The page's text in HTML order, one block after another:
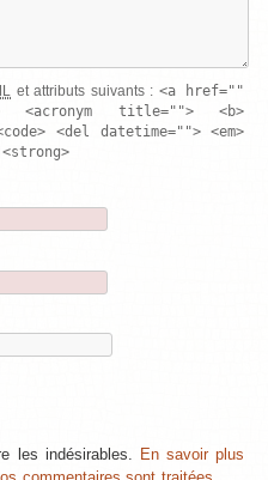
et attributs suivants : <a href=""
title=""> <b>
<del datetime=""> <em>
les indésirables. En savoir plus